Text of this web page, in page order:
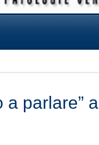
parlare”